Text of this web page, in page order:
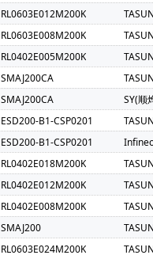
RL0603E012M200K
RL0603E008M200K
RL0402E005M200K
SMAJ200CA
SMAJ200CA
SY(顺
ESD200-B1-CSP0201
ESD200-B1-CSP0201
RL0402E018M200K
RL0402E012M200K
RL0402E008M200K
SMAJ200
RL0603E024M200K